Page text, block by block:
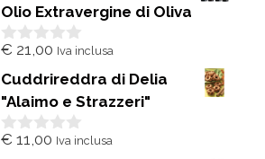
Olio Extravergine di Oliva
0
u
5
€ 21,00 Iva inclusa
Cuddrireddra di Delia
"Alaimo e Strazzeri"
0
€ 11,00 Iva inclusa